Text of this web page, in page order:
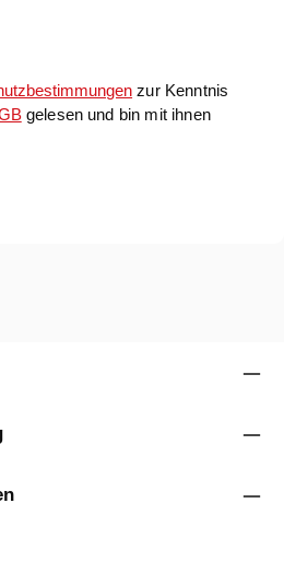
zur Kenntnis
gelesen und bin mit ihnen